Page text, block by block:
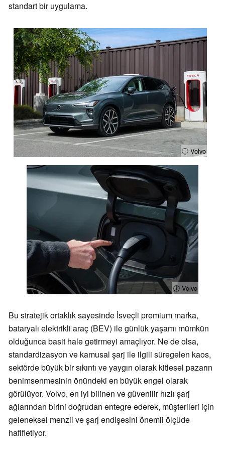
standart bir uygulama.
ⓘ Volvo
ⓘ Volvo
Bu stratejik ortaklık sayesinde İsveçli premium marka,
bataryalı elektrikli araç (BEV) ile günlük yaşamı mümkün
olduğunca basit hale getirmeyi amaçlıyor. Ne de olsa,
standardizasyon ve kamusal şarj ile ilgili süregelen kaos,
sektörde büyük bir sıkıntı ve yaygın olarak kitlesel pazarın
benimsenmesinin önündeki en büyük engel olarak
görülüyor. Volvo, en iyi bilinen ve güvenilir hızlı şarj
ağlarından birini doğrudan entegre ederek, müşterileri için
geleneksel menzil ve şarj endişesini önemli ölçüde
hafifletiyor.